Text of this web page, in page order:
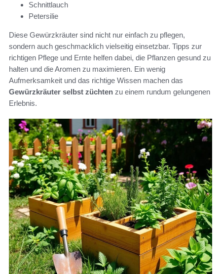
Schnittlauch
Petersilie
Diese Gewürzkräuter sind nicht nur einfach zu pflegen,
sondern auch geschmacklich vielseitig einsetzbar. Tipps zur
richtigen Pflege und Ernte helfen dabei, die Pflanzen gesund zu
halten und die Aromen zu maximieren. Ein wenig
Aufmerksamkeit und das richtige Wissen machen das
Gewürzkräuter selbst züchten zu einem rundum gelungenen
Erlebnis.